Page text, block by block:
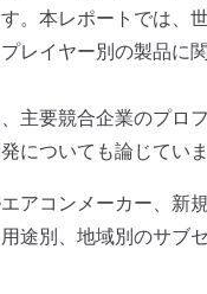
。本レポートでは、
レイヤー別の製品に
主要競合企業のプロ
についても論じていま
アコンメーカー、新
途別、地域別のサブ